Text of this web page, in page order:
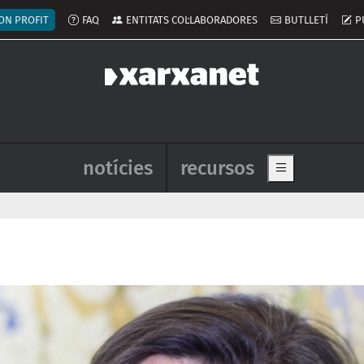
del compte d'usuari
PROFIT FAQ ENTITATS COL·LABORADORES BUTLLETÍ
Navegació principal de
notícies recursos Show main